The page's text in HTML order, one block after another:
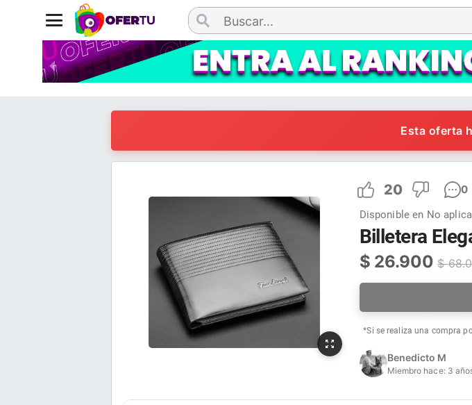
Esta oferta
20 0
Disponible en No aplica
Billetera
$ 26.900 $
*Si se realiza una compra
Benedicto M
Miembro hace: 3